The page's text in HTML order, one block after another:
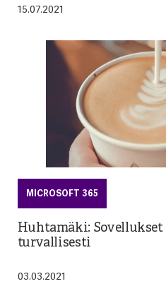
15.07.2021
MICROSOFT 365
Huhtamäki:
turvallisesti
03.03.2021